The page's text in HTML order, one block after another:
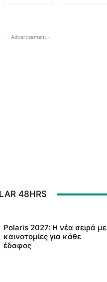
- Advertisement -
48HRS
Polaris 2027: Η νέα σειρά με
καινοτομίες για κάθε
έδαφος